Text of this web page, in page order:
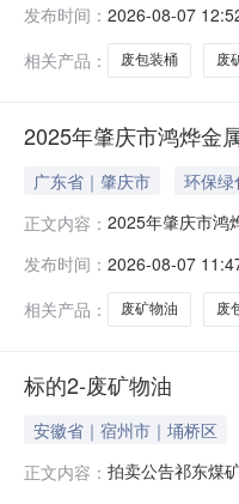
直接参加竞标的
物类别：HW4
发布时间： 2026-08-07
相关产品：
废包装桶 废
2025年肇庆市鸿烨金
广东省｜肇庆市 环保绿
正文内容： 2025年肇庆市鸿
益和环境效益的
司谭志强是危险
发布时间： 2026-08-07
相关产品：
废矿物油 废
标的2-废矿物油
安徽省｜宿州市｜埇桥区
正文内容： 拍卖公告祁东煤